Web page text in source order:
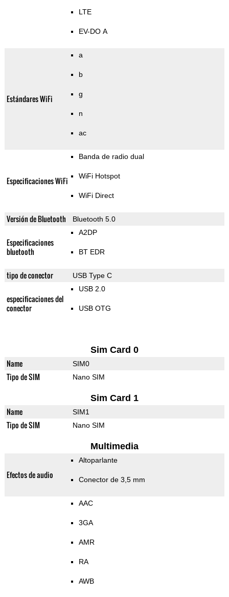
LTE
EV-DO A
Estándares WiFi
a
b
g
n
ac
Especificaciones WiFi
Banda de radio dual
WiFi Hotspot
WiFi Direct
Versión de Bluetooth Bluetooth 5.0
Especificaciones
bluetooth
A2DP
BT EDR
tipo de conector USB Type C
especificaciones del
conector
USB 2.0
USB OTG
Sim Card 0
Name SIM0
Tipo de SIM Nano SIM
Sim Card 1
Name SIM1
Tipo de SIM Nano SIM
Multimedia
Efectos de audio
Altoparlante
Conector de 3,5 mm
AAC
3GA
AMR
RA
AWB